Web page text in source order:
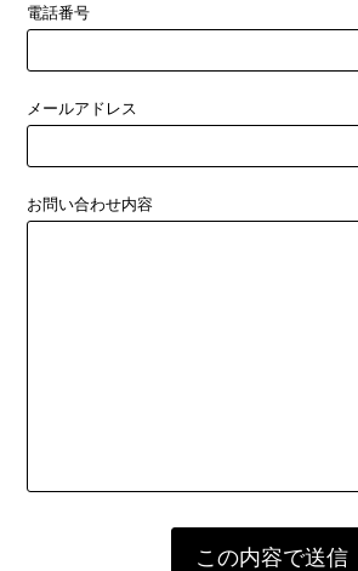
電話番号
メールアドレス
お問い合わせ内容